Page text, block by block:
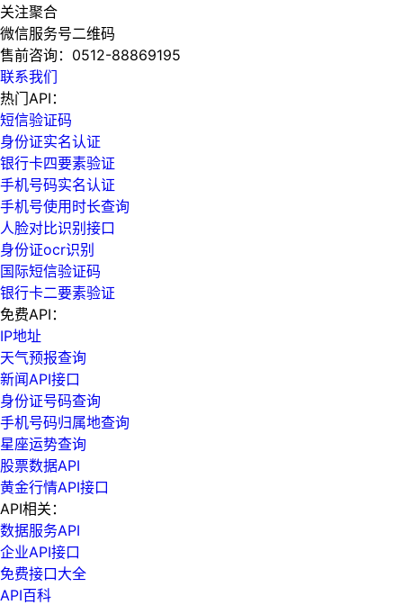
关注聚合
微信服务号二维码
售前咨询： 0512-88869195
联系我们
热门API：
短信验证码
身份证实名认证
银行卡四要素验证
手机号码实名认证
手机号使用时长查询
人脸对比识别接口
身份证ocr识别
国际短信验证码
银行卡二要素验证
免费API：
IP地址
天气预报查询
新闻API接口
身份证号码查询
手机号码归属地查询
星座运势查询
股票数据API
黄金行情API接口
API相关：
数据服务API
企业API接口
免费接口大全
API百科